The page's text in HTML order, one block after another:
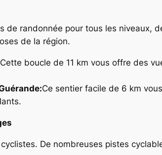
de randonnée pour tous les niveaux,
de la région.
Cette boucle de 11 km vous offre des
Ce sentier facile de 6 km
De nombreuses pistes